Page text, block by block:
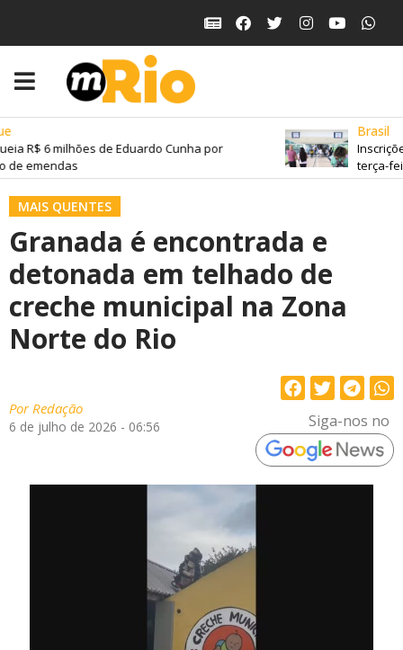
R$ 6 milhões de Eduardo Cunha por
emendas
Brasil
terça-
MAIS QUENTES
Granada é encontrada e
detonada em telhado de
creche municipal na Zona
Norte do Rio
PorRedação
6 de julho de 2026 - 06:56 Siga-nos no